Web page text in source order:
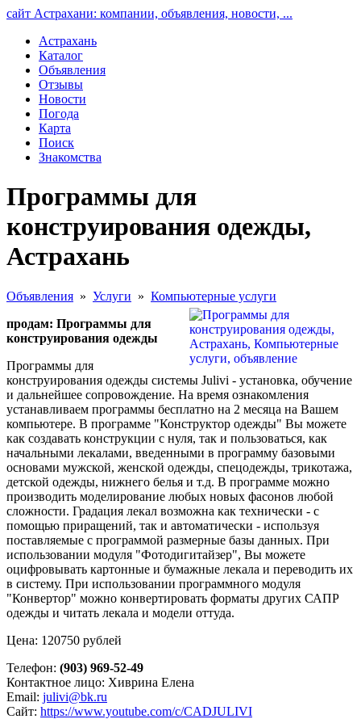
сайт Астрахани: компании, объявления, новости, ...
Астрахань
Каталог
Объявления
Отзывы
Новости
Погода
Карта
Поиск
Знакомства
Программы для
конструирования одежды,
Астрахань
Объявления » Услуги » Компьютерные услуги
продам: Программы для
конструирования одежды
Программы для
конструирования одежды системы Julivi - установка, обучение
и дальнейшее сопровождение. На время ознакомления
устанавливаем программы бесплатно на 2 месяца на Вашем
компьютере. В программе "Конструктор одежды" Вы можете
как создавать конструкции с нуля, так и пользоваться, как
начальными лекалами, введенными в программу базовыми
основами мужской, женской одежды, спецодежды, трикотажа,
детской одежды, нижнего белья и т.д. В программе можно
производить моделирование любых новых фасонов любой
сложности. Градация лекал возможна как технически - с
помощью приращений, так и автоматически - используя
поставляемые с программой размерные базы данных. При
использовании модуля "Фотодигитайзер", Вы можете
оцифровывать картонные и бумажные лекала и переводить их
в систему. При использовании программного модуля
"Конвертор" можно конвертировать форматы других САПР
одежды и читать лекала и модели оттуда.
Цена: 120750 рублей
Телефон: (903) 969-52-49
Контактное лицо: Хиврина Елена
Email: julivi@bk.ru
Сайт: https://www.youtube.com/c/CADJULIVI